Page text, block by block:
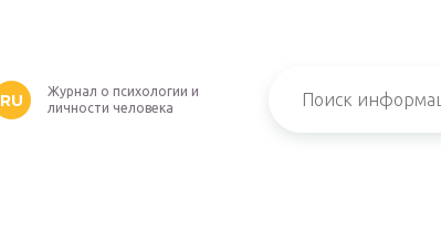
RU
Журнал о психологии и
личности человека